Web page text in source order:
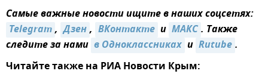
Самые важные новости ищите в наших соцсетях:
Telegram, Дзен, ВКонтакте и МАКС. Также
следите за нами в Одноклассниках и Rutube.
Читайте также на РИА Новости Крым: